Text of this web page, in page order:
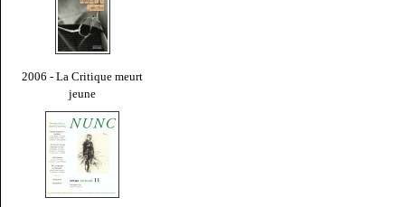
2006 - La Critique meurt
jeune